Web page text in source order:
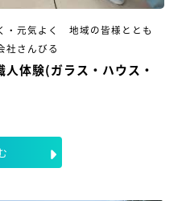
・元気よく 地域の皆様ととも
社さんびる
人体験(ガラス・ハウス・